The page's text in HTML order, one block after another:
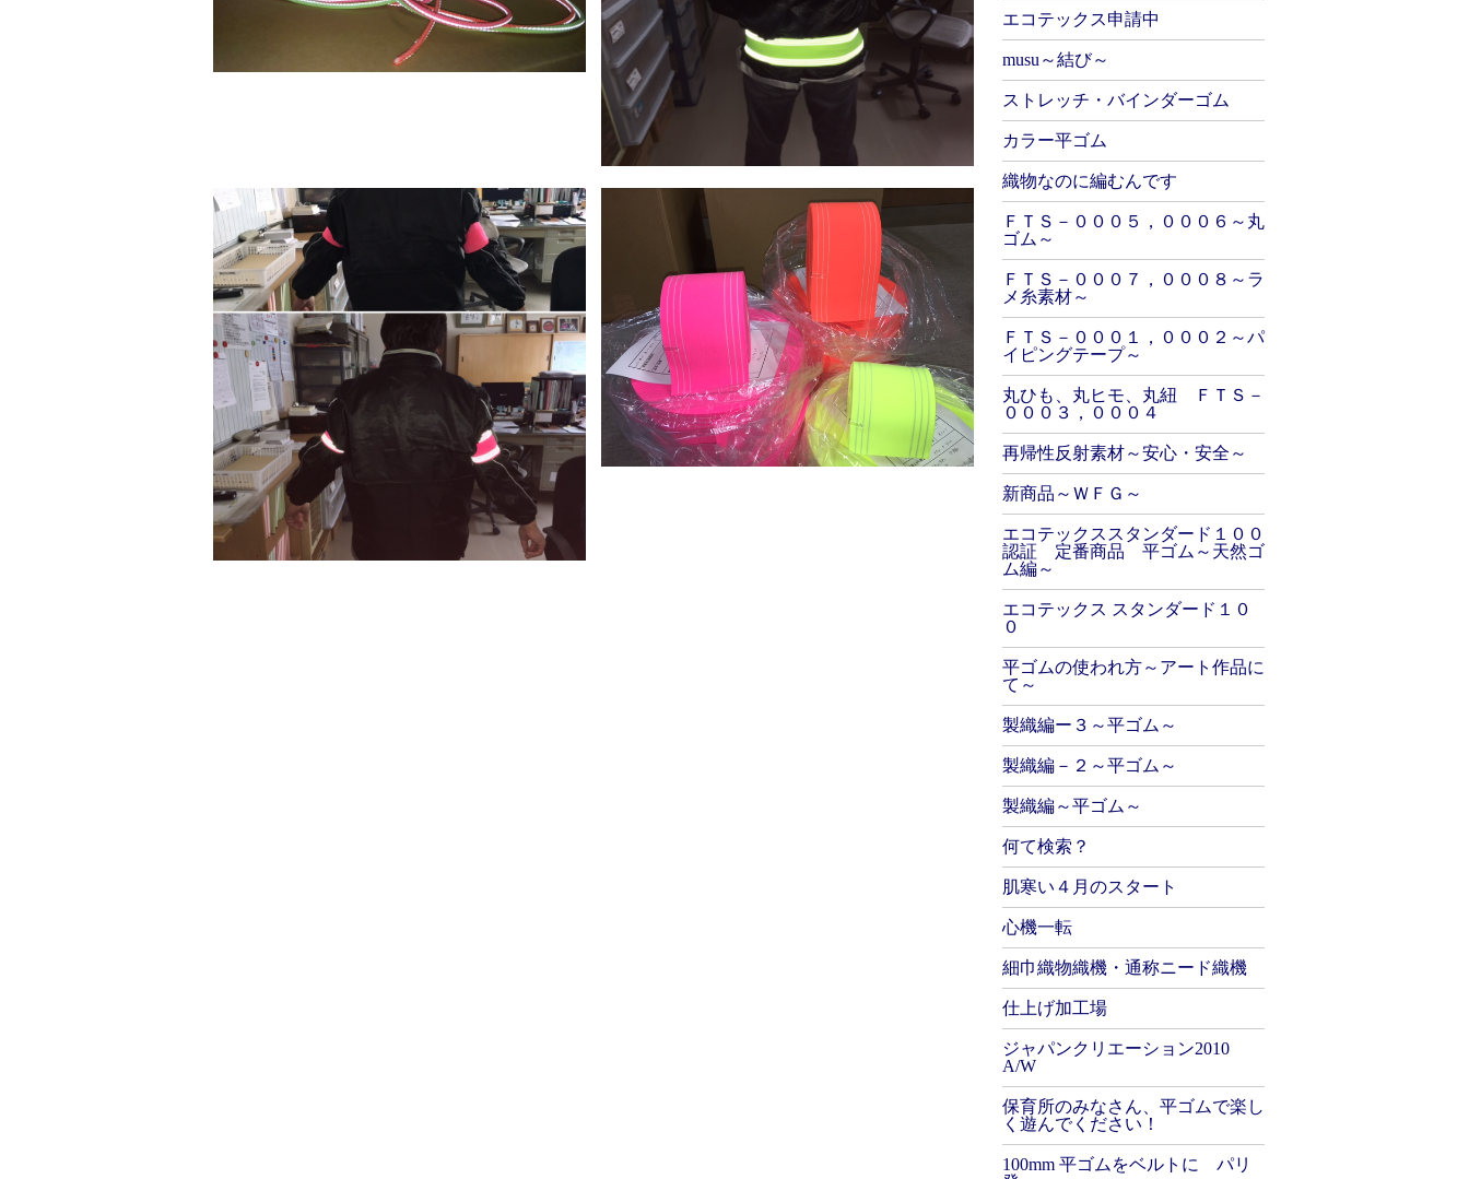
エコテックス申請中
musu～結び～
ストレッチ・バインダーゴム
カラー平ゴム
織物なのに編むんです
ＦＴＳ－０００５，０００６～丸
ゴム～
ＦＴＳ－０００７，０００８～ラ
メ糸素材～
ＦＴＳ－０００１，０００２～パ
イピングテープ～
丸ひも、丸ヒモ、丸紐 ＦＴＳ－
０００３，０００４
再帰性反射素材～安心・安全～
新商品～ＷＦＧ～
エコテックススタンダード１００
認証 定番商品 平ゴム～天然ゴ
ム編～
エコテックス スタンダード１０
０
平ゴムの使われ方～アート作品に
て～
製織編ー３～平ゴム～
製織編－２～平ゴム～
製織編～平ゴム～
何て検索？
肌寒い４月のスタート
心機一転
細巾織物織機・通称ニード織機
仕上げ加工場
ジャパンクリエーション2010
A/W
保育所のみなさん、平ゴムで楽し
く遊んでください！
100mm 平ゴムをベルトに パリ